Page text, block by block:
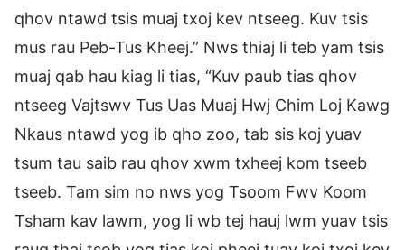
qhov ntawd tsis muaj txoj kev ntseeg. Kuv tsis
mus rau Peb-Tus Kheej.” Nws thiaj li teb yam tsis
muaj qab hau kiag li tias, “Kuv paub tias qhov
ntseeg Vajtswv Tus Uas Muaj Hwj Chim Loj Kawg
Nkaus ntawd yog ib qho zoo, tab sis koj yuav
tsum tau saib rau qhov xwm txheej kom tseeb
tseeb. Tam sim no nws yog Tsoom Fwv Koom
Tsham kav lawm, yog li wb tej hauj lwm yuav tsis